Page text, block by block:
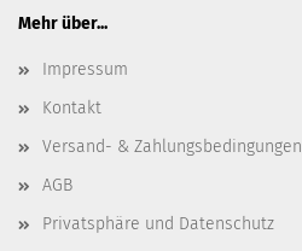
Mehr über...
Impressum
Kontakt
Versand- & Zahlungsbedingungen
AGB
Privatsphäre und Datenschutz